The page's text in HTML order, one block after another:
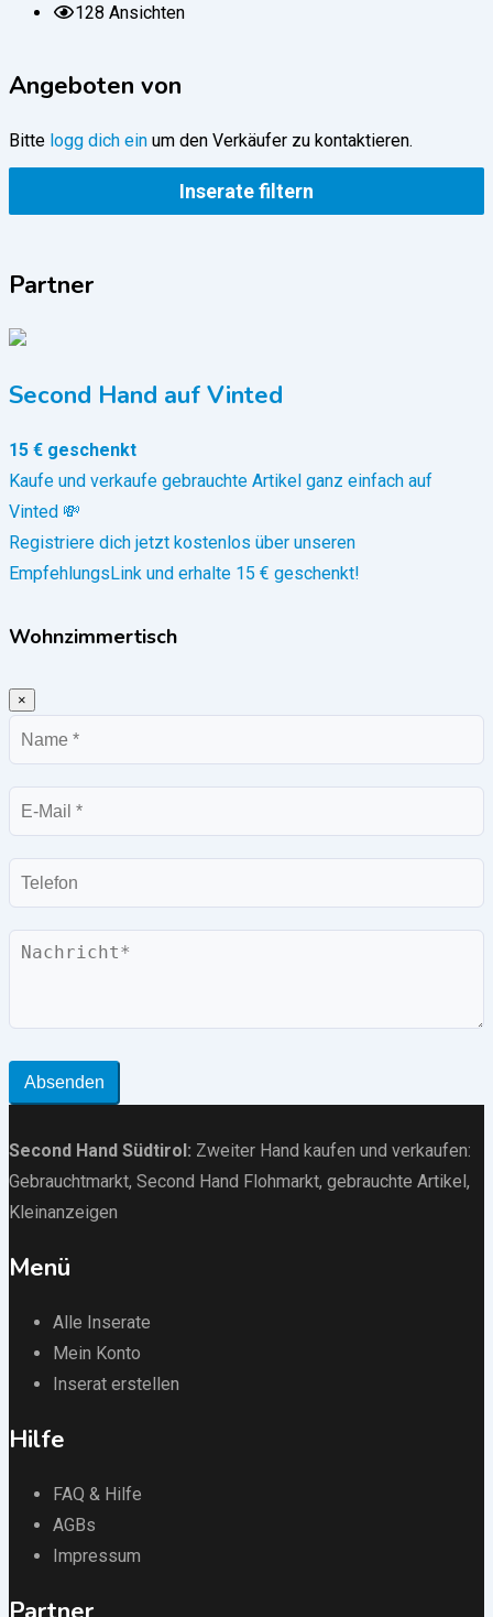
128 Ansichten
Angeboten von
Bitte logg dich ein um den Verkäufer zu kontaktieren.
Inserate filtern
Partner
Second Hand auf Vinted
15 € geschenkt
Kaufe und verkaufe gebrauchte Artikel ganz einfach auf
Vinted 💸
Registriere dich jetzt kostenlos über unseren
EmpfehlungsLink und erhalte 15 € geschenkt!
Wohnzimmertisch
×
Name
E-
Mail
Telefon
Nachricht
Absenden
Second Hand Südtirol : Zweiter Hand kaufen und verkaufen:
Gebrauchtmarkt, Second Hand Flohmarkt, gebrauchte Artikel ,
Kleinanzeigen
Menü
Alle Inserate
Mein Konto
Inserat erstellen
Hilfe
FAQ & Hilfe
AGBs
Impressum